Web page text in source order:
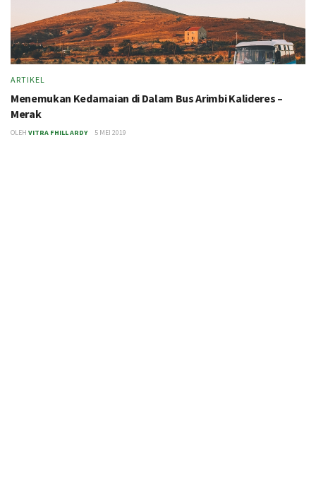
ARTIKEL
Menemukan Kedamaian di Dalam Bus Arimbi Kalideres –
Merak
OLEH VITRA FHILL ARDY 5 MEI 2019